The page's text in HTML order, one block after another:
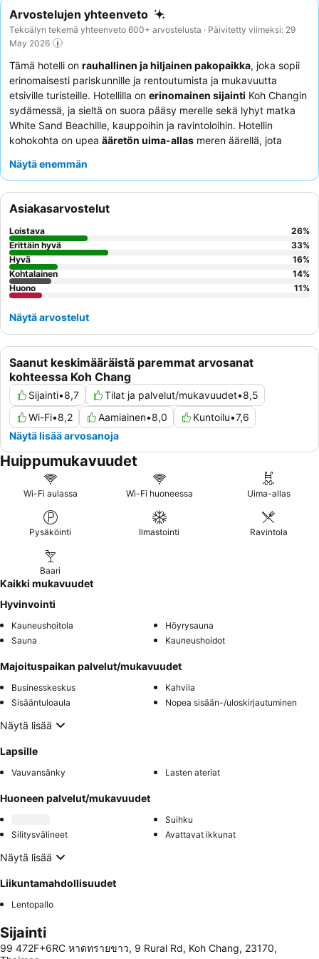
Arvostelujen yhteenveto
Tekoälyn tekemä yhteenveto 600+ arvostelusta · Päivitetty viimeksi: 29
May 2026
Tämä hotelli on rauhallinen ja hiljainen pakopaikka, joka sopii
erinomaisesti pariskunnille ja rentoutumista ja mukavuutta
etsiville turisteille. Hotellilla on erinomainen sijainti Koh Changin
sydämessä, ja sieltä on suora pääsy merelle sekä lyhyt matka
White Sand Beachille, kauppoihin ja ravintoloihin. Hotellin
kohokohta on upea ääretön uima-allas meren äärellä, jota
Asiakkaat kehuvat jatkuvasti
sekä eurooppalaisia että thaimaalaisia vaihtoehtoja. Intiimimpää
kokemusta varten kannattaa harkita huoneen varaamista läheltä
pienempää uima-allasta päärakennuksessa.
Näytä enemmän
Saanut keskimääräistä paremmat arvosanat
kohteessa Koh Chang
Sijainti•8,7 Tilat ja palvelut/mukavuudet•8,5
Wi-Fi•8,2 Aamiainen•8,0 Kuntoilu•7,6
Näytä lisää arvosanoja
Asiakasarvostelut
Loistava 26%
Erittäin hyvä
33%
Hyvä
16%
Kohtalainen
14%
Huono
11%
Näytä arvostelut
Huippumukavuudet
Wi-Fi aulassa Wi-Fi huoneessa Uima-allas
Pysäköinti Ilmastointi Ravintola
Baari
Kaikki mukavuudet
Hyvinvointi
Kauneushoitola
Höyrysauna
Sauna
Kauneushoidot
Majoituspaikan palvelut/mukavuudet
Businesskeskus
Kahvila
Sisääntuloaula
Nopea sisään-/uloskirjautuminen
Näytä lisää
Lapsille
Vauvansänky Lasten ateriat
Huoneen palvelut/mukavuudet
Suihku
Silitysvälineet
Avattavat ikkunat
Näytä lisää
Liikuntamahdollisuudet
Lentopallo
Sijainti
99 472F+6RC หาดทรายขาว, 9 Rural Rd, Koh Chang, 23170,